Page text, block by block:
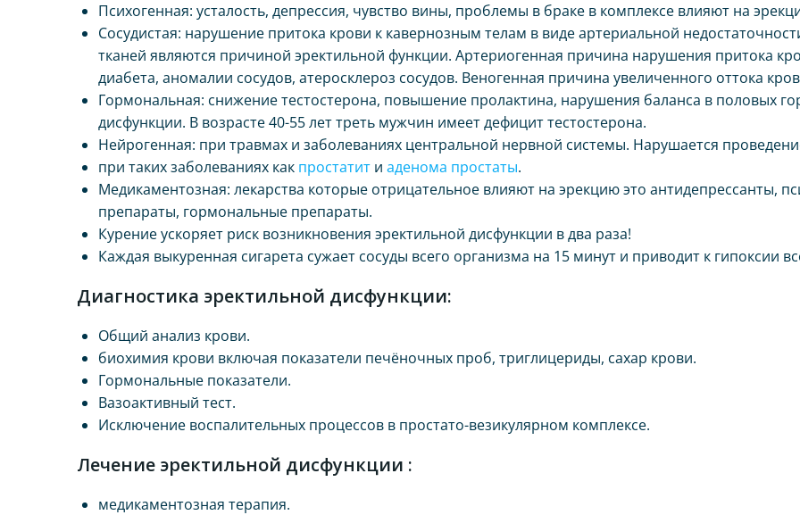
Психогенная: усталость, депрессия, чувство вины, проблемы в браке в комплексе влияют на
Сосудистая: нарушение притока крови к кавернозным телам в виде артериальной
тканей являются причиной эректильной функции. Артериогенная причина нарушения притока
диабета, аномалии сосудов, атеросклероз сосудов. Веногенная причина увеличенного оттока
Гормональная: снижение тестостерона, повышение пролактина, нарушения баланса в половых
дисфункции. В возрасте 40-55 лет треть мужчин имеет дефицит тестостерона.
Нейрогенная: при травмах и заболеваниях центральной нервной системы. Нарушается
при таких заболеваниях как простатит и аденома простаты.
Медикаментозная: лекарства которые отрицательное влияют на эрекцию это антидепрессанты,
препараты, гормональные препараты.
Курение ускоряет риск возникновения эректильной дисфункции в два раза!
Каждая выкуренная сигарета сужает сосуды всего организма на 15 минут и приводит к гипоксии
Диагностика эректильной дисфункции:
Общий анализ крови.
биохимия крови включая показатели печёночных проб, триглицериды, сахар крови.
Гормональные показатели.
Вазоактивный тест.
Исключение воспалительных процессов в простато-везикулярном комплексе.
Лечение эректильной дисфункции :
медикаментозная терапия.